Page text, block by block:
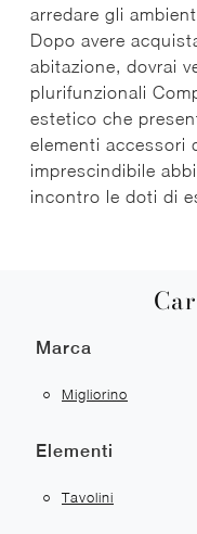
arredare gli
Dopo avere
abitazione, dovrai
plurifunzionali
estetico che
elementi accessori
imprescindibile
incontro le doti di
Marca
Migliorino
Elementi
Tavolini